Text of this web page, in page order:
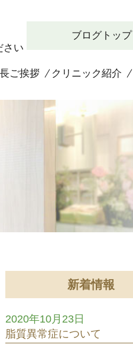
さい
ブログトップ
ご挨拶 クリニック紹介
新着情報
脂質異常症について
2020年10月23日